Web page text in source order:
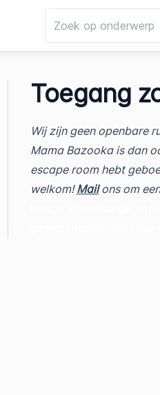
Toegang
Wij zijn geen openbare
Mama Bazooka is dan
escape room hebt
welkom!Mailons om